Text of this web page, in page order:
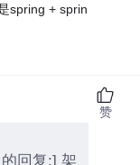
spring + sprin
回复:] 架
赞